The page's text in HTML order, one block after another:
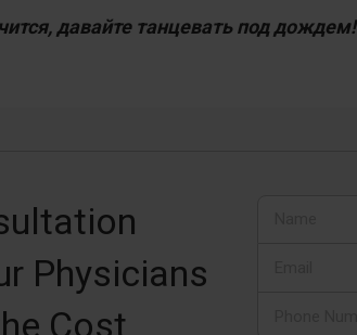
давайте танцевать под дождем!
Physicians
Cost